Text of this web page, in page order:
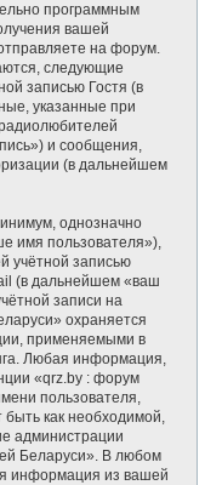
программным
вашей
на форум.
следующие
записью Гостя (в
указанные при
и сообщения,
(в дальнейшем
однозначно
имя пользователя»),
учётной записью
(в дальнейшем «ваш
записи на
охраняется
применяемыми в
Любая информация,
«qrz.by : форум
пользователя,
как необходимой,
администрации
Беларуси». В любом
информация из вашей